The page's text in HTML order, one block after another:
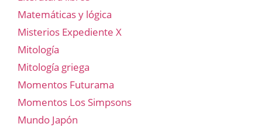
Matemáticas y lógica
Misterios Expediente X
Mitología
Mitología griega
Momentos Futurama
Momentos Los Simpsons
Mundo Japón